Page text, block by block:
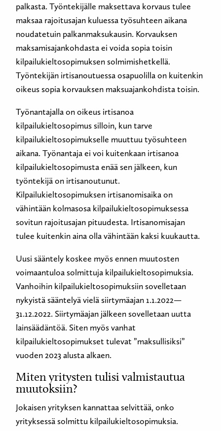
palkasta. Työntekijälle maksettava korvaus tulee
maksaa rajoitusajan kuluessa työsuhteen aikana
noudatetuin palkanmaksukausin. Korvauksen
maksamisajankohdasta ei voida sopia toisin
kilpailukieltosopimuksen solmimishetkellä.
Työntekijän irtisanoutuessa osapuolilla on kuitenkin
oikeus sopia korvauksen maksuajankohdista toisin.
Työnantajalla on oikeus irtisanoa
kilpailukieltosopimus silloin, kun tarve
kilpailukieltosopimukselle muuttuu työsuhteen
aikana. Työnantaja ei voi kuitenkaan irtisanoa
kilpailukieltosopimusta enää sen jälkeen, kun
työntekijä on irtisanoutunut.
Kilpailukieltosopimuksen irtisanomisaika on
vähintään kolmasosa kilpailukieltosopimuksessa
sovitun rajoitusajan pituudesta. Irtisanomisajan
tulee kuitenkin aina olla vähintään kaksi kuukautta.
Uusi sääntely koskee myös ennen muutosten
voimaantuloa solmittuja kilpailukieltosopimuksia.
Vanhoihin kilpailukieltosopimuksiin sovelletaan
nykyistä sääntelyä vielä siirtymäajan 1.1.2022—
31.12.2022. Siirtymäajan jälkeen sovelletaan uutta
lainsäädäntöä. Siten myös vanhat
kilpailukieltosopimukset tulevat ”maksullisiksi”
vuoden 2023 alusta alkaen.
Miten yritysten tulisi valmistautua
muutoksiin?
Jokaisen yrityksen kannattaa selvittää, onko
yrityksessä solmittu kilpailukieltosopimuksia.